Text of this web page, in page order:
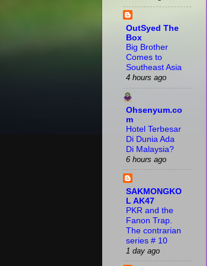
OutSyed The
Box
Big Brother
Comes to
Southeast Asia
4 hours ago
Ohsenyum.co
m
Hotel Terbesar
Di Dunia Ada
Di Malaysia?
6 hours ago
SAKMONGKO
L AK47
PKR and the
Fanon Trap.
The contrarian
series # 10
1 day ago